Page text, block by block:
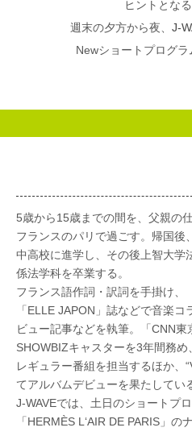
ヒントとな
週末の夕方から夜、 J-
Newショートプログ
5歳から15歳までの間を、父親の
フランスのパリで過ごす。帰国後
中高校に進学し、その後上智大学
係法学科を卒業する。
フランス語作詞・訳詞を手掛け、
「ELLE JAPON」誌などで音楽コ
ビュー記事などを執筆。「CNN東
SHOWBIZキャスターを3年間務め
レギュラー番組を担当するほか、
てアルバムデビューを果たしてい
J-WAVEでは、土日のショートプ
「HERMÈS L‘AIR DE PARIS」